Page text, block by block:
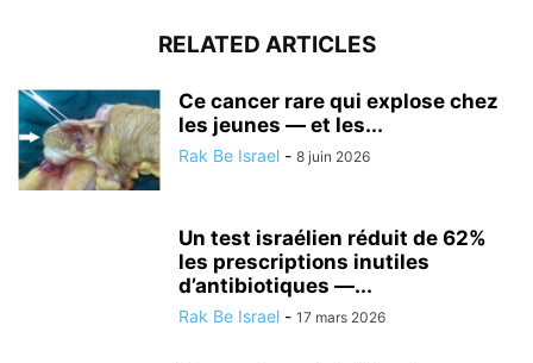
RELATED ARTICLES
Ce cancer rare qui explose chez
les jeunes — et les...
Rak Be Israel - 8 juin 2026
Un test israélien réduit de 62%
les prescriptions inutiles
d’antibiotiques —...
Rak Be Israel - 17 mars 2026